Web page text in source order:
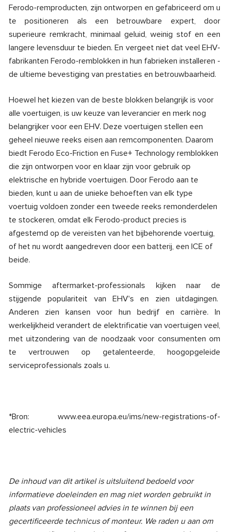
Ferodo-remproducten, zijn ontworpen en gefabriceerd om u
te positioneren als een betrouwbare expert, door
superieure remkracht, minimaal geluid, weinig stof en een
langere levensduur te bieden. En vergeet niet dat veel EHV-
fabrikanten Ferodo-remblokken in hun fabrieken installeren -
de ultieme bevestiging van prestaties en betrouwbaarheid.
Hoewel het kiezen van de beste blokken belangrijk is voor
alle voertuigen, is uw keuze van leverancier en merk nog
belangrijker voor een EHV. Deze voertuigen stellen een
geheel nieuwe reeks eisen aan remcomponenten. Daarom
biedt Ferodo Eco-Friction en Fuse+ Technology remblokken
die zijn ontworpen voor en klaar zijn voor gebruik op
elektrische en hybride voertuigen. Door Ferodo aan te
bieden, kunt u aan de unieke behoeften van elk type
voertuig voldoen zonder een tweede reeks remonderdelen
te stockeren, omdat elk Ferodo-product precies is
afgestemd op de vereisten van het bijbehorende voertuig,
of het nu wordt aangedreven door een batterij, een ICE of
beide.
Sommige aftermarket-professionals kijken naar de
stijgende populariteit van EHV's en zien uitdagingen.
Anderen zien kansen voor hun bedrijf en carrière. In
werkelijkheid verandert de elektrificatie van voertuigen veel,
met uitzondering van de noodzaak voor consumenten om
te vertrouwen op getalenteerde, hoogopgeleide
serviceprofessionals zoals u.
*Bron: www.eea.europa.eu/ims/new-registrations-of-
electric-vehicles
De inhoud van dit artikel is uitsluitend bedoeld voor
informatieve doeleinden en mag niet worden gebruikt in
plaats van professioneel advies in te winnen bij een
gecertificeerde technicus of monteur. We raden u aan om